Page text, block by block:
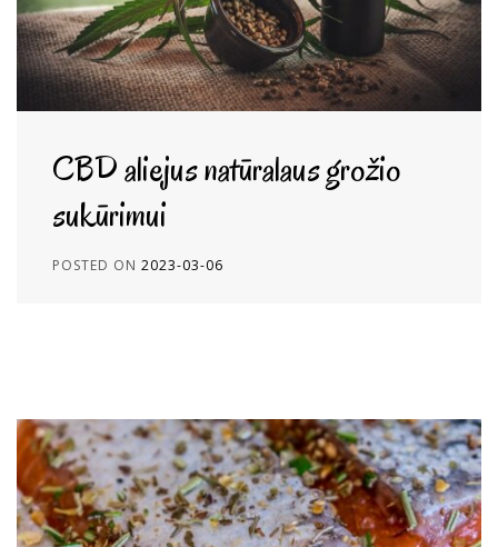
CBD aliejus natūralaus grožio
sukūrimui
POSTED ON 2023-03-06